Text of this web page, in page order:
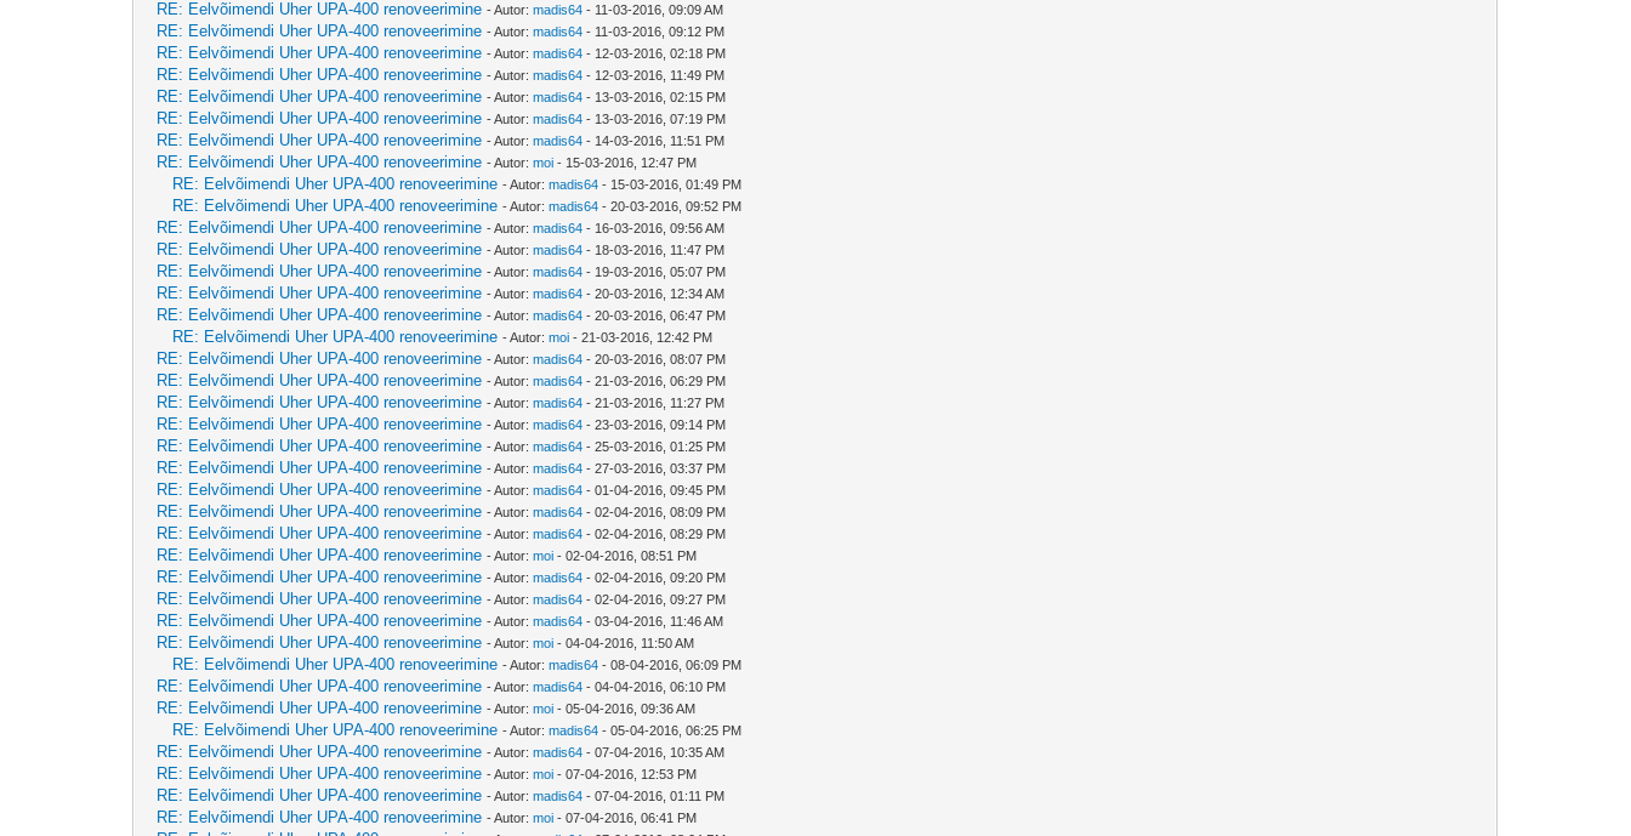
RE: Eelvõimendi Uher UPA-400 renoveerimine - Autor:madis64 - 11-03-2016, 09:09 AM
RE: Eelvõimendi Uher UPA-400 renoveerimine - Autor:madis64 - 11-03-2016, 09:12 PM
RE: Eelvõimendi Uher UPA-400 renoveerimine - Autor:madis64 - 12-03-2016, 02:18 PM
RE: Eelvõimendi Uher UPA-400 renoveerimine - Autor:madis64 - 12-03-2016, 11:49 PM
RE: Eelvõimendi Uher UPA-400 renoveerimine - Autor:madis64 - 13-03-2016, 02:15 PM
RE: Eelvõimendi Uher UPA-400 renoveerimine - Autor:madis64 - 13-03-2016, 07:19 PM
RE: Eelvõimendi Uher UPA-400 renoveerimine - Autor:madis64 - 14-03-2016, 11:51 PM
RE: Eelvõimendi Uher UPA-400 renoveerimine - Autor:moi - 15-03-2016, 12:47 PM
RE: Eelvõimendi Uher UPA-400 renoveerimine - Autor:madis64 - 15-03-2016, 01:49 PM
RE: Eelvõimendi Uher UPA-400 renoveerimine - Autor:madis64 - 20-03-2016, 09:52 PM
RE: Eelvõimendi Uher UPA-400 renoveerimine - Autor:madis64 - 16-03-2016, 09:56 AM
RE: Eelvõimendi Uher UPA-400 renoveerimine - Autor:madis64 - 18-03-2016, 11:47 PM
RE: Eelvõimendi Uher UPA-400 renoveerimine - Autor:madis64 - 19-03-2016, 05:07 PM
RE: Eelvõimendi Uher UPA-400 renoveerimine - Autor:madis64 - 20-03-2016, 12:34 AM
RE: Eelvõimendi Uher UPA-400 renoveerimine - Autor:madis64 - 20-03-2016, 06:47 PM
RE: Eelvõimendi Uher UPA-400 renoveerimine - Autor:moi - 21-03-2016, 12:42 PM
RE: Eelvõimendi Uher UPA-400 renoveerimine - Autor:madis64 - 20-03-2016, 08:07 PM
RE: Eelvõimendi Uher UPA-400 renoveerimine - Autor:madis64 - 21-03-2016, 06:29 PM
RE: Eelvõimendi Uher UPA-400 renoveerimine - Autor:madis64 - 21-03-2016, 11:27 PM
RE: Eelvõimendi Uher UPA-400 renoveerimine - Autor:madis64 - 23-03-2016, 09:14 PM
RE: Eelvõimendi Uher UPA-400 renoveerimine - Autor:madis64 - 25-03-2016, 01:25 PM
RE: Eelvõimendi Uher UPA-400 renoveerimine - Autor:madis64 - 27-03-2016, 03:37 PM
RE: Eelvõimendi Uher UPA-400 renoveerimine - Autor:madis64 - 01-04-2016, 09:45 PM
RE: Eelvõimendi Uher UPA-400 renoveerimine - Autor:madis64 - 02-04-2016, 08:09 PM
RE: Eelvõimendi Uher UPA-400 renoveerimine - Autor:madis64 - 02-04-2016, 08:29 PM
RE: Eelvõimendi Uher UPA-400 renoveerimine - Autor:moi - 02-04-2016, 08:51 PM
RE: Eelvõimendi Uher UPA-400 renoveerimine - Autor:madis64 - 02-04-2016, 09:20 PM
RE: Eelvõimendi Uher UPA-400 renoveerimine - Autor:madis64 - 02-04-2016, 09:27 PM
RE: Eelvõimendi Uher UPA-400 renoveerimine - Autor:madis64 - 03-04-2016, 11:46 AM
RE: Eelvõimendi Uher UPA-400 renoveerimine - Autor:moi - 04-04-2016, 11:50 AM
RE: Eelvõimendi Uher UPA-400 renoveerimine - Autor:madis64 - 08-04-2016, 06:09 PM
RE: Eelvõimendi Uher UPA-400 renoveerimine - Autor:madis64 - 04-04-2016, 06:10 PM
RE: Eelvõimendi Uher UPA-400 renoveerimine - Autor:moi - 05-04-2016, 09:36 AM
RE: Eelvõimendi Uher UPA-400 renoveerimine - Autor:madis64 - 05-04-2016, 06:25 PM
RE: Eelvõimendi Uher UPA-400 renoveerimine - Autor:madis64 - 07-04-2016, 10:35 AM
RE: Eelvõimendi Uher UPA-400 renoveerimine - Autor:moi - 07-04-2016, 12:53 PM
RE: Eelvõimendi Uher UPA-400 renoveerimine - Autor:madis64 - 07-04-2016, 01:11 PM
RE: Eelvõimendi Uher UPA-400 renoveerimine - Autor:moi - 07-04-2016, 06:41 PM